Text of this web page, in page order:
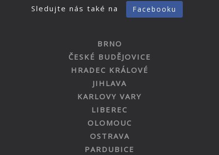
Sledujte nás také na Facebooku
BRNO
ČESKÉ BUDĚJOVICE
HRADEC KRÁLOVÉ
JIHLAVA
KARLOVY VARY
LIBEREC
OLOMOUC
OSTRAVA
PARDUBICE